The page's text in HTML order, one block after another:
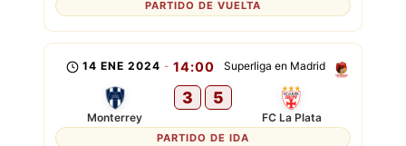
PARTIDO DE VUELTA
Superliga en Madrid
14 ENE 2024 - 14:00
Monterrey
3 5
FC La Plata
PARTIDO DE IDA